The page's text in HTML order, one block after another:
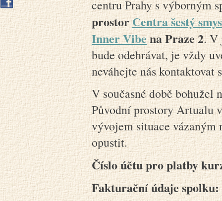
centru Prahy s výborným
prostorCentra šestý
Inner Vibena Praze 2. V
bude odehrávat, je vždy
neváhejte nás kontaktovat
V současné době
Původní prostory Artualu
vývojem situace vázaným
opustit.
Číslo účtu pro platby
Fakturační údaje spolku: